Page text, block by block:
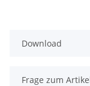
Download
Frage zum